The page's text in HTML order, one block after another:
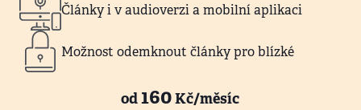
Články i v audioverzi a mobilní aplikaci
Možnost odemknout články pro blízké
od160Kč/měsíc